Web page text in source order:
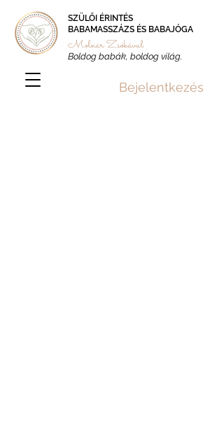
SZÜLŐI ÉRINTÉS
BABAMASSZÁZS ÉS BABAJÓGA
Boldog babák, boldog világ.
Molnár Zsókával
Bejelentkezés